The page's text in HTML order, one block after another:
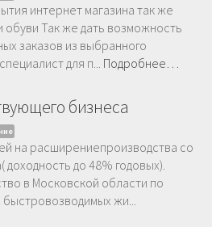
интернет магазина так же
обуви Так же дать возможность
заказов из выбранного
для п... Подробнее…
бизнеса
на расширениепроизводства со
до 48% годовых).
в Московской области по
жи...